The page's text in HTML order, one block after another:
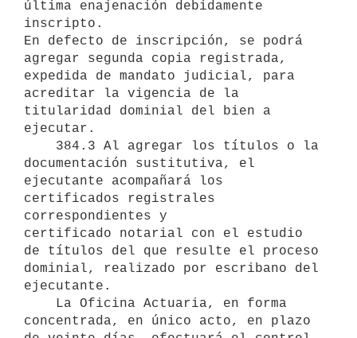
última enajenación debidamente
inscripto.
En defecto de inscripción, se podrá
agregar segunda copia registrada,
expedida de mandato judicial, para
acreditar la vigencia de la
titularidad dominial del bien a
ejecutar.
documentación sustitutiva, el
ejecutante acompañará los
certificados registrales
correspondientes y
certificado notarial con el estudio
de títulos del que resulte el proceso
dominial, realizado por escribano del
ejecutante.
concentrada, en único acto, en plazo